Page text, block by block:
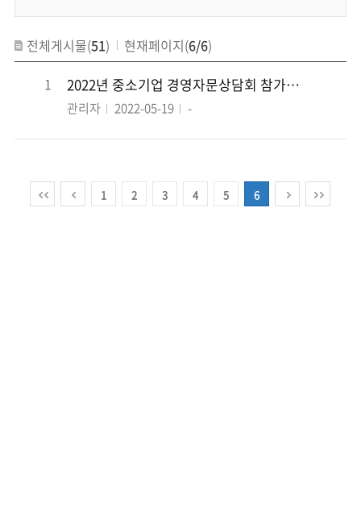
전체게시물(51) 현재페이지(6/6)
1
2022년 중소기업 경영자문상담회 참가업체 모집 공고
관리자 2022-05-19 -
1 2 3 4 5 6